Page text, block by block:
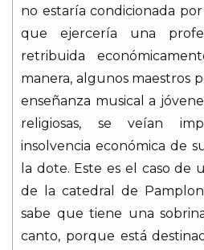
no estaría condicionada
que ejercería una
retribuida
manera, algunos maestros
enseñanza musical a
religiosas, se veían
insolvencia económica de
la dote. Este es el caso de
de la catedral de
sabe que tiene una
canto, porque está